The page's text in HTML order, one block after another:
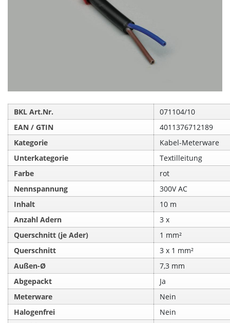
BKL Art.Nr.
071104/10
EAN / GTIN
4011376712189
Kategorie
Kabel-Meterware
Unterkategorie
Textilleitung
Farbe
rot
Nennspannung
300V AC
Inhalt
10 m
Anzahl Adern
3 x
Querschnitt (je Ader)
1 mm²
Querschnitt
3 x 1 mm²
Außen-Ø
7,3 mm
Abgepackt
Ja
Meterware
Nein
Halogenfrei
Nein